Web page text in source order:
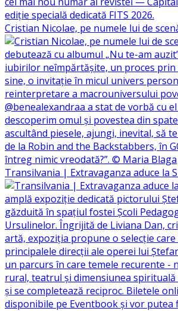
Cristian Nicolae, pe numele lui de
Transilvania | Extravaganza aduce la